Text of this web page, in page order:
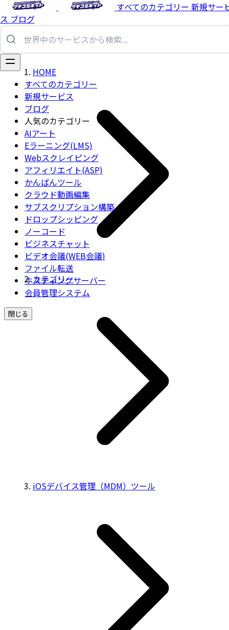
すべてのカテゴリー 新規サー
ス ブログ
すべてのカテゴリー
新規サービス
ブログ
人気のカテゴリー
AIアート
Eラーニング(LMS)
Webスクレイピング
アフィリエイト(ASP)
かんばんツール
クラウド動画編集
サブスクリプション構築
ドロップシッピング
ノーコード
ビジネスチャット
ビデオ会議(WEB会議)
ファイル転送
ホスティングサーバー
会員管理システム
閉じる
HOME
カテゴリー
iOSデバイス管理（MDM）ツール